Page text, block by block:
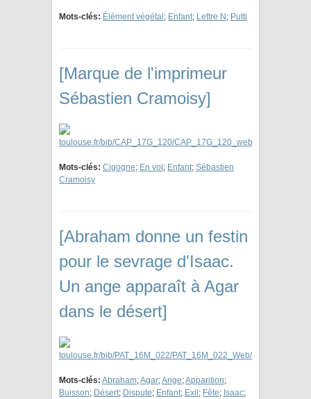
Mots-clés: Élément végétal ; Enfant; Lettre N ; Putti
[Marque de l'imprimeur
Sébastien Cramoisy]
Mots-clés: Cigogne; En vol ; Enfant; Sébastien
Cramoisy
[Abraham donne un festin
pour le sevrage d'Isaac.
Un ange apparaît à Agar
dans le désert]
Mots-clés: Abraham;Agar;Ange;Apparition;
Buisson; Désert; Dispute; Enfant; Exil ; Fête; Isaac;